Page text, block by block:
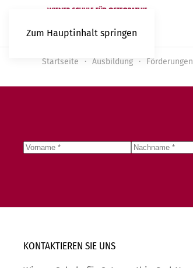
Zum Hauptinhalt springen
Startseite Ausbildung Förderungen
KONTAKTIEREN SIE UNS